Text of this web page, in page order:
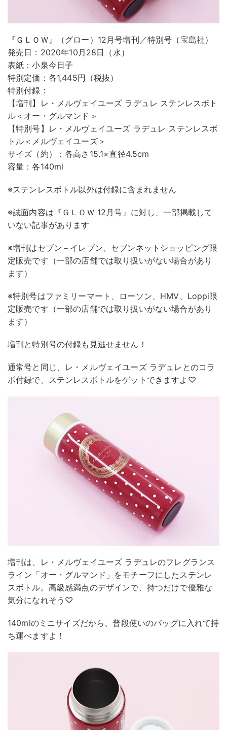
『ＧＬＯＷ』（グロー）12月号増刊／特別号（宝島社）
発売日：2020年10月28日（水）
表紙：小泉今日子
特別定価：各1,445円（税抜）
特別付録：
【増刊】レ・メルヴェイユーズ ラデュレ ステンレスボト
ル＜オー・グルマンド＞
【特別号】レ・メルヴェイユーズ ラデュレ ステンレスボ
トル＜メルヴェイユーズ＞
サイズ（約）：各高さ15.1×直径4.5cm
容量：各140ml
※ステンレスボトル以外は付録に含まれません
※誌面内容は『ＧＬＯＷ 12月号』に対し、一部掲載して
いない記事があります
※増刊はセブン－イレブン、セブンネットショッピング限
定販売です（一部の店舗では取り扱いがない場合があり
ます）
※特別号はファミリーマート、ローソン、HMV、Loppi限
定販売です（一部の店舗では取り扱いがない場合があり
ます）
増刊と特別号の付録も見逃せません！
通常号と同じ、レ・メルヴェイユーズ ラデュレとのコラ
ボ付録で、ステンレスボトルをゲットできますよ♡
増刊は、レ・メルヴェイユーズ ラデュレのフレグランス
ライン「オー・グルマンド」をモチーフにしたステンレ
スボトル。高級感満点のデザインで、持つだけで優雅な
気分になれそう♡
140mlのミニサイズだから、普段使いのバッグに入れて持
ち運べますよ！